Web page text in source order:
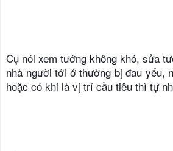
Cụ nói xem tướng không khó, sửa
nhà người tới ở thường bị đau yếu,
hoặc có khi là vị trí cầu tiêu thì tự